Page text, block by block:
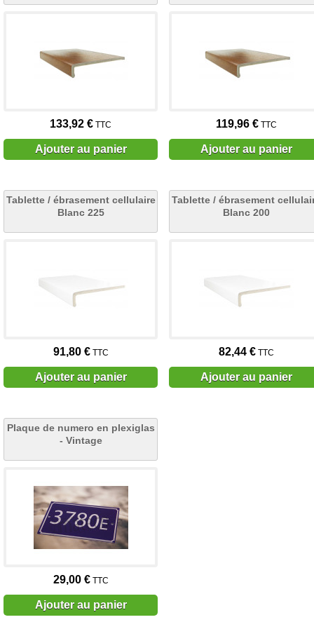
133,92 € TTC
Ajouter au panier
119,96 €TTC
Ajouter au panier
Tablette / ébrasement cellulaire
Blanc 225
91,80 €TTC
Ajouter au panier
Tablette / ébrasement
Blanc 200
82,44 €TTC
Ajouter au panier
Plaque de numero en plexiglas
- Vintage
29,00 €TTC
Ajouter au panier